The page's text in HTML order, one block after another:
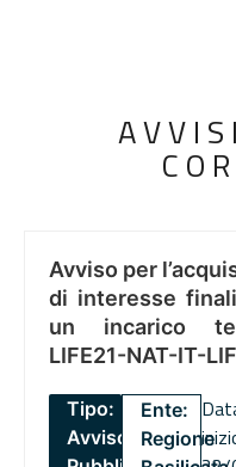
Avviso per
di interesse
un incarico
LIFE21-NAT-IT-
Tipo:
Avviso
Ente:
Regione